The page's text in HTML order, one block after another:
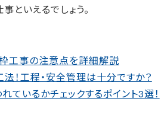
といえるでしょう。
工事の注意点を詳細解説
！工程・安全管理は十分ですか？
ているかチェックするポイント3選！